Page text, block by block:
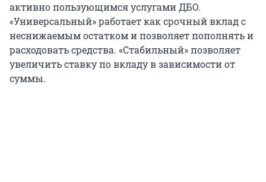
активно пользующимся услугами ДБО.
«Универсальный» работает как срочный вклад с
неснижаемым остатком и позволяет пополнять и
расходовать средства. «Стабильный» позволяет
увеличить ставку по вкладу в зависимости от
суммы.